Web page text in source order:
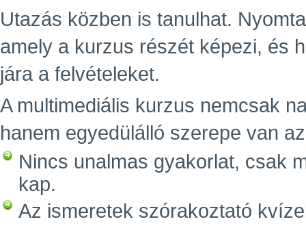
Utazás közben is tanulhat.
amely a kurzus részét képezi, és
jára a felvételeket.
A multimediális kurzus nemcsak
hanem egyedülálló szerepe van
Nincs unalmas gyakorlat, csak
kap.
Az ismeretek szórakoztató